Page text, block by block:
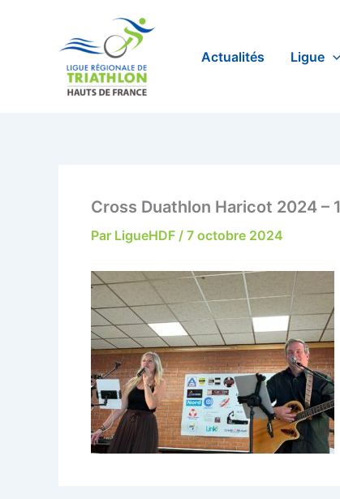
Actualités Ligue
Cross Duathlon Haricot 2024 – 1
Par LigueHDF / 7 octobre 2024